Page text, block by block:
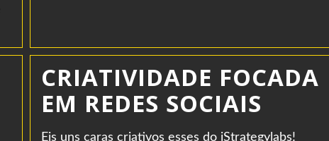
CRIATIVIDADE FOCADA
EM REDES SOCIAIS
Eis uns caras criativos esses do iStrategylabs!